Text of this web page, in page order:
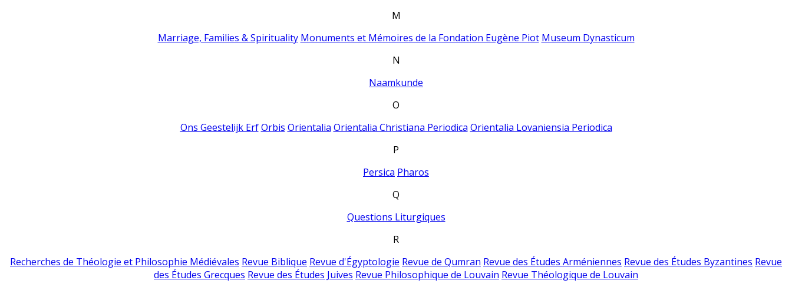
M
Marriage, Families & Spirituality Monuments et Mémoires de la Fondation Eugène Piot Museum Dynasticum
N
Naamkunde
O
Ons Geestelijk Erf Orbis Orientalia Orientalia Christiana Periodica Orientalia Lovaniensia Periodica
P
Persica Pharos
Q
Questions Liturgiques
R
Recherches de Théologie et Philosophie Médiévales Revue Biblique Revue d'Égyptologie Revue de Qumran Revue des Études Arméniennes Revue des Études Byzantines Revue
des Études Grecques Revue des Études Juives Revue Philosophique de Louvain Revue Théologique de Louvain